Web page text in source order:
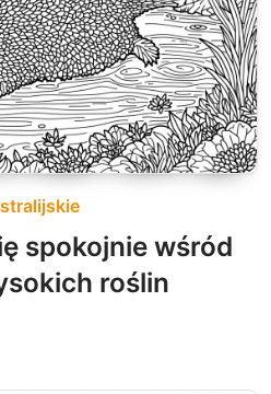
spokojnie wśród
roślin